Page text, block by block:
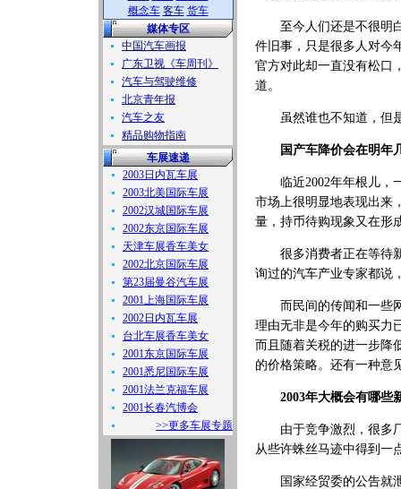
概念车 客车 货车
媒体专区
中国汽车画报
广东卫视《车周刊》
汽车与驾驶维修
北京青年报
汽车之友
精品购物指南
车展速递
2003日内瓦车展
2003北美国际车展
2002汉城国际车展
2002东京国际车展
天津车展香车美女
2002北京国际车展
第23届曼谷汽车展
2001上海国际车展
2002日内瓦车展
台北车展香车美女
2001东京国际车展
2001悉尼国际车展
2001法兰克福车展
2001长春汽博会
>>更多车展专题
至今人们还是不很明白
件旧事，只是很多人对今
官方对此却一直没有松口
道。
虽然谁也不知道，但是
国产车降价会在明年
临近2002年年根儿，一
市场上很明显地表现出来
量，持币待购现象又在形
很多消费者正在等待新
询过的汽车产业专家都说
而民间的传闻和一些网
理由无非是今年的购买力
而且随着关税的进一步降
的价格策略。还有一种意
2003年大概会有哪些
由于竞争激烈，很多厂
从些许蛛丝马迹中得到一
国家经贸委的公告就泄